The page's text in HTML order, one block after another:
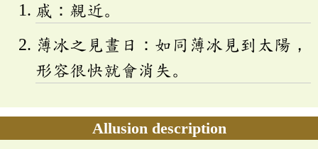
戚：親近。
薄冰之見晝日：如同薄冰見到太陽，
形容很快就會消失。
Allusion description